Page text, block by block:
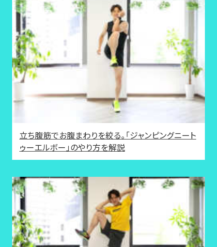
立ち腹筋でお腹まわりを絞る。「ジャンピングニート
ゥーエルボー」のやり方を解説